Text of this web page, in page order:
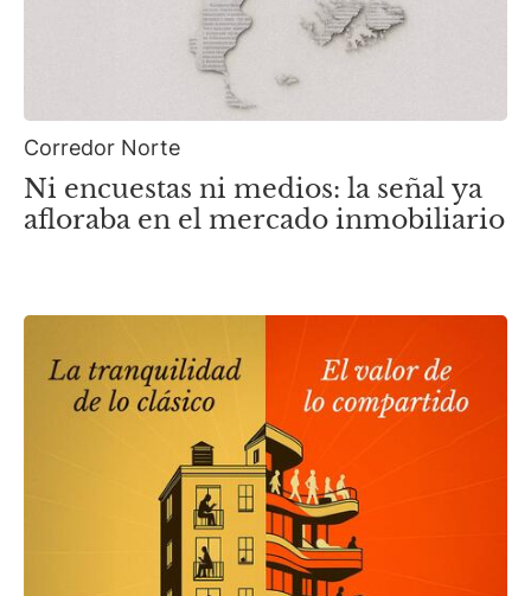
Corredor Norte
Ni encuestas ni medios: la señal ya
afloraba en el mercado inmobiliario